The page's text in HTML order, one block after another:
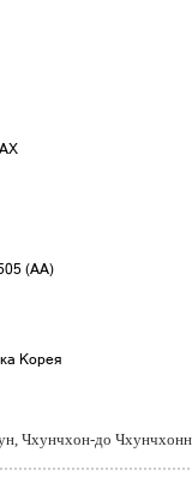
(AA)
Корея
Чхунчхон-до